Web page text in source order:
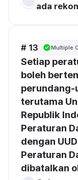
ada
# 13 Multiple
Setiap
boleh
perundang-
terutama
Republik
Peraturan
dengan
Peraturan
dibatalkan